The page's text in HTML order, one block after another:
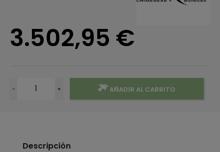
3.502,95 €
- + AÑADIR AL CARRITO
Descripción